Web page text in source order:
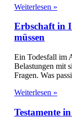
Weiterlesen »
Erbschaft in
müssen
Ein Todesfall im
Belastungen mit
Fragen. Was
Weiterlesen »
Testamente